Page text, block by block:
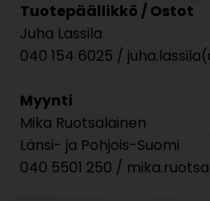
Tuotepäällikkö / Ostot
Juha Lassila
040 154 6025 /
Myynti
Mika Ruotsalainen
Länsi- ja Pohjois-Suomi
040 5501 250 /